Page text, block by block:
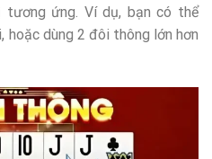
ứng. Ví dụ, bạn có thể
dùng 2 đôi thông lớn hơn